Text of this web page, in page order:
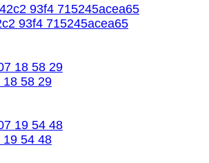
93f4 715245acea65
18 58 29
19 54 48